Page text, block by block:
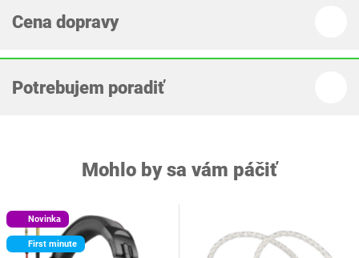
Cena dopravy
Potrebujem poradiť
Mohlo by sa vám páčiť
Novinka
First minute